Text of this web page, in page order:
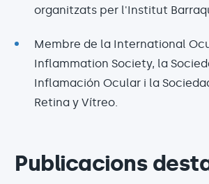
organitzats per l'Institut
Membre de la International
Inflammation Society, la
Inflamación Ocular i la
Retina y Vítreo.
Publicacions